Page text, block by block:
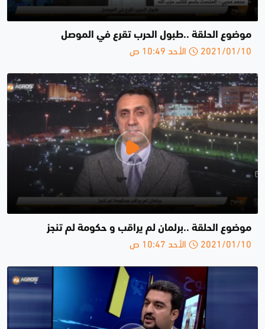
موضوع الحلقة ..طبول الحرب تقرع في الموصل
2021/01/10 الأحد 10:49 ص
موضوع الحلقة ..برلمان لم يراقب و حكومة لم تنجز
2021/01/10 الأحد 10:47 ص